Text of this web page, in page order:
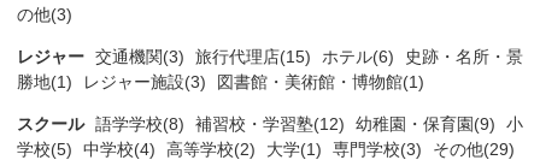
の他(3)
レジャー 交通機関(3) 旅行代理店(15) ホテル(6)
史跡・名所・景
勝地(1)
レジャー施設(3) 図書館・美術館・博物館(1)
スクール 語学学校(8) 補習校・学習塾(12) 幼稚園・保育園(9)
小
学校(5)
中学校(4) 高等学校(2) 大学(1) 専門学校(3) その他(29)